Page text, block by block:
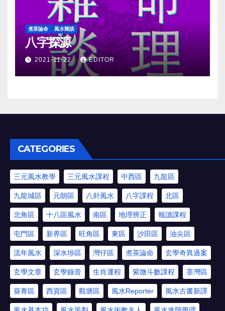
煮茶論命 風水雜談
八字探源
2021-11-22 EDITOR
CATEGORIES
三元風水教學 三元風水課程 中西區 九龍區
九龍城區 元朗區 八卦風水 八字課程 北區
北角區 十八區風水 南區 地理辨正 報讀課程
屯門區 新界區 旺角區 東區 沙田區 油尖區
流年風水 深水埗區 灣仔區 煮茶論命 玄學奇異過案
玄學文章 玄學錄音 生肖運程 紫微斗數課程 荃灣區
葵青區 西貢區 觀塘區 風水Reporter 風水古書新譯